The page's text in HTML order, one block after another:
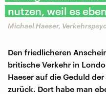
nutzen, weil es
Michael Haeser,
Den friedlicheren
britische Verkehr in
Haeser auf die Geduld
zurück. Dort habe man